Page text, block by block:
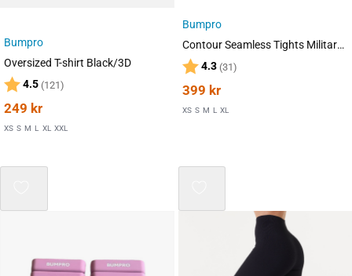
Bumpro
Oversized T-shirt Black/3D
Karakter:
4.5 (121)
249 kr
XS S M L XL XXL
Bumpro
Contour Seamless Tights Military Green
Karakter:
4.3(31)
399 kr
XS S M L XL